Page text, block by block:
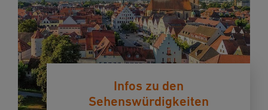
Infos zu den
Sehenswürdigkeiten